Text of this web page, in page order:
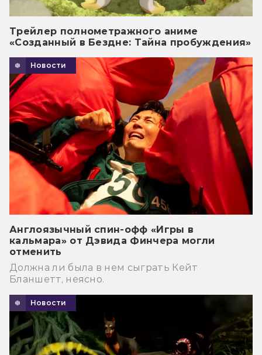
Трейлер полнометражного аниме
«Созданный в Бездне: Тайна пробуждения»
Новости
Англоязычный спин-офф «Игры в
кальмара» от Дэвида Финчера могли
отменить
Должна ли была в нем сыграть Кейт
Бланшетт, неясно.
Новости